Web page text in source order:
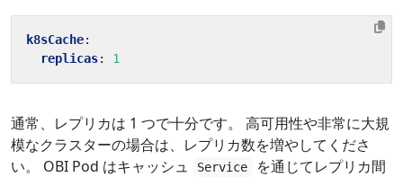
k8sCache:
replicas: 1
通常、レプリカは 1 つで十分です。 高可用性や非常に大規
模なクラスターの場合は、レプリカ数を増やしてくださ
い。 OBI Pod はキャッシュ
Service
を通じてレプリカ間